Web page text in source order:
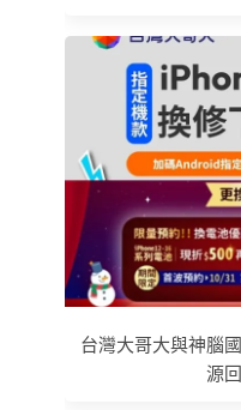
台灣大哥大與神腦
源